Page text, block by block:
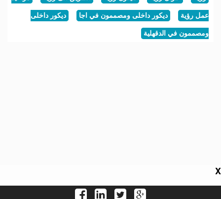
عمل رؤية ديكور داخلى ومصممون في اجا ديكور داخلى
ومصممون في الدقهلية
X